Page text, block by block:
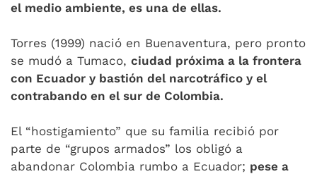
el medio ambiente, es una de ellas.
Torres (1999) nació en Buenaventura, pero pronto
se mudó a Tumaco, ciudad próxima a la frontera
con Ecuador y bastión del narcotráfico y el
contrabando en el sur de Colombia.
El “hostigamiento” que su familia recibió por
parte de “grupos armados” los obligó a
abandonar Colombia rumbo a Ecuador; pese a